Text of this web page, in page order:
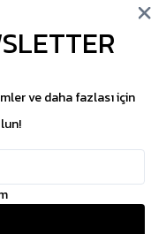
izinsiz
ve daha fazlası için